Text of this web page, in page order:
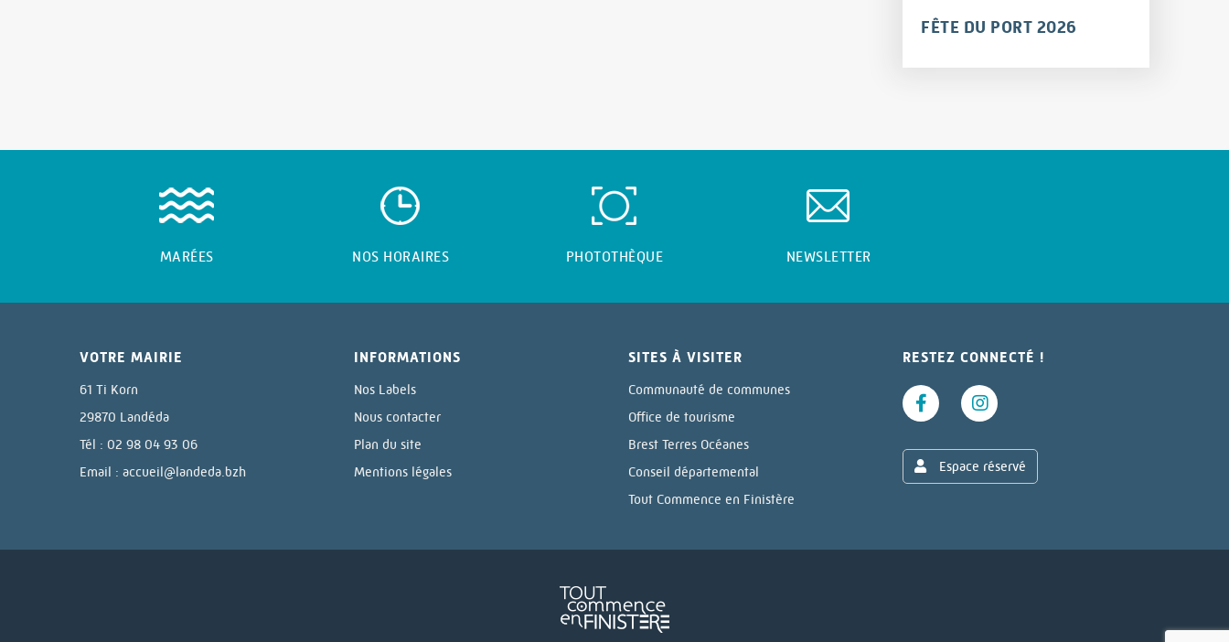
FÊTE DU PORT 2026
MARÉES NOS HORAIRES PHOTOTHÈQUE NEWSLETTER
VOTRE MAIRIE
61 Ti Korn
29870 Landéda
Tél : 02 98 04 93 06
Email : accueil@landeda.bzh
INFORMATIONS
Nos Labels
Nous contacter
Plan du site
Mentions légales
SITES À VISITER
Communauté de communes
Office de tourisme
Brest Terres Océanes
Conseil départemental
Tout Commence en Finistère
RESTEZ CONNECTÉ !
Espace réservé